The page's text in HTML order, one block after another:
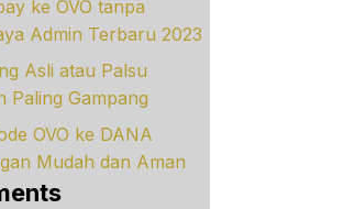
ke OVO tanpa
Admin Terbaru 2023
Asli atau Palsu
Paling Gampang
OVO ke DANA
Mudah dan Aman